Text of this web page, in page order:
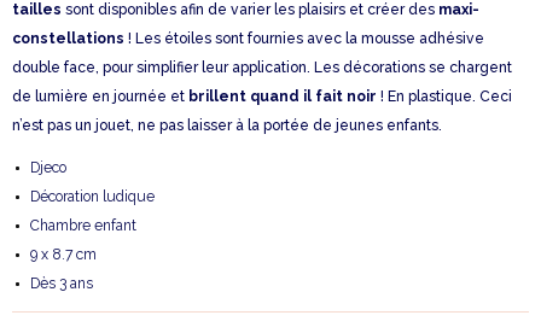
tailles sont disponibles afin de varier les plaisirs et créer des maxi-
constellations ! Les étoiles sont fournies avec la mousse adhésive
double face, pour simplifier leur application. Les décorations se chargent
de lumière en journée et brillent quand il fait noir ! En plastique. Ceci
n’est pas un jouet, ne pas laisser à la portée de jeunes enfants.
Djeco
Décoration ludique
Chambre enfant
9 x 8.7 cm
Dès 3 ans